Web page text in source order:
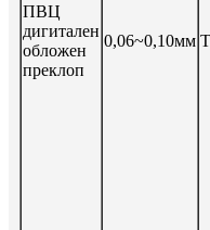
ПВЦ
дигитален
обложен
преклоп
0,06~0,10мм